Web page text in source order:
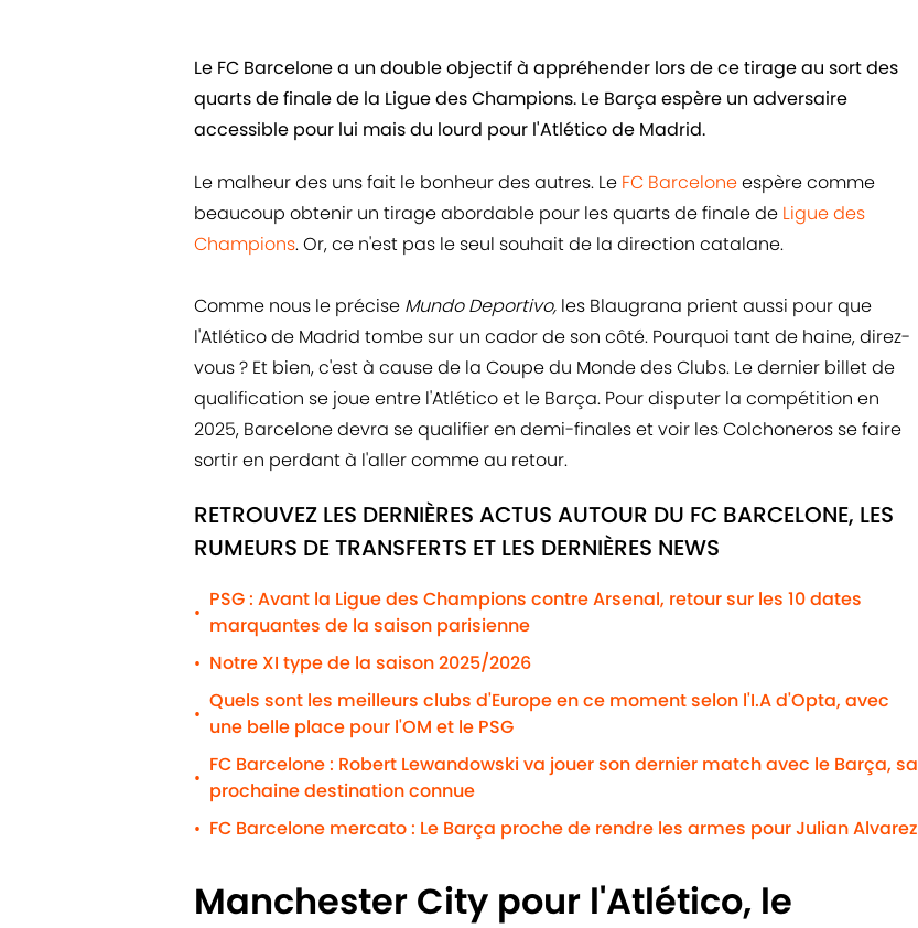
Le FC Barcelone a un double objectif à appréhender lors de ce tirage au sort des
quarts de finale de la Ligue des Champions. Le Barça espère un adversaire
accessible pour lui mais du lourd pour l'Atlético de Madrid.
Le malheur des uns fait le bonheur des autres. Le FC Barceloneespère comme
beaucoup obtenir un tirage abordable pour les quarts de finale de Ligue des
Champions. Or, ce n'est pas le seul souhait de la direction catalane.
Comme nous le précise Mundo Deportivo, les Blaugrana prient aussi pour que
l'Atlético de Madrid tombe sur un cador de son côté. Pourquoi tant de haine, direz-
vous ? Et bien, c'est à cause de la Coupe du Monde des Clubs. Le dernier billet de
qualification se joue entre l'Atlético et le Barça. Pour disputer la compétition en
2025, Barcelone devra se qualifier en demi-finales et voir les Colchoneros se faire
sortir en perdant à l'aller comme au retour.
RETROUVEZ LES DERNIÈRES ACTUS AUTOUR DU FC BARCELONE, LES
RUMEURS DE TRANSFERTS ET LES DERNIÈRES NEWS
•
PSG : Avant la Ligue des Champions contre Arsenal, retour sur les 10 dates
marquantes de la saison parisienne
• Notre XI type de la saison 2025/2026
•
Quels sont les meilleurs clubs d'Europe en ce moment selon l'I.A d'Opta, avec
une belle place pour l'OM et le PSG
•
FC Barcelone : Robert Lewandowski va jouer son dernier match avec le Barça, sa
prochaine destination connue
• FC Barcelone mercato : Le Barça proche de rendre les armes pour Julian Alvarez
Manchester City pour l'Atlético, le